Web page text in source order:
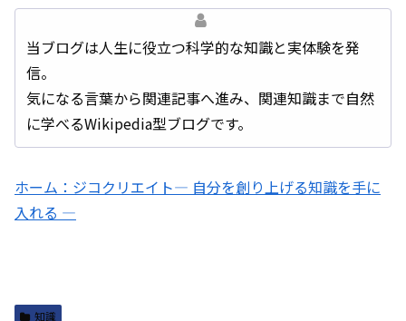
当ブログは人生に役立つ科学的な知識と実体験を発
信。
気になる言葉から関連記事へ進み、関連知識まで自然
に学べるWikipedia型ブログです。
ホーム：ジコクリエイト― 自分を創り上げる知識を手に
入れる ―
知識